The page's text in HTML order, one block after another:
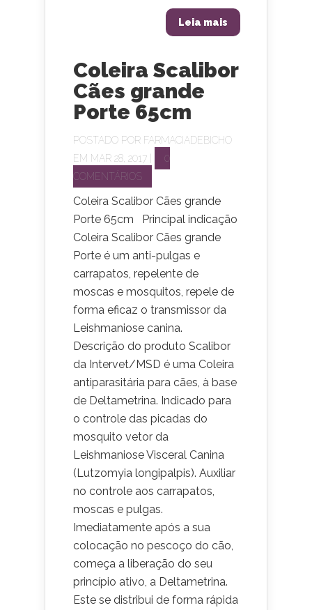
Leia mais
Coleira Scalibor
Cães grande
Porte 65cm
POSTADO POR FARMACIADEBICHO
EM MAR 28, 2017 |
0
COMENTÁRIOS
Coleira Scalibor Cães grande
Porte 65cm Principal indicação
Coleira Scalibor Cães grande
Porte é um anti-pulgas e
carrapatos, repelente de
moscas e mosquitos, repele de
forma eficaz o transmissor da
Leishmaniose canina.
Descrição do produto Scalibor
da Intervet/MSD é uma Coleira
antiparasitária para cães, à base
de Deltametrina. Indicado para
o controle das picadas do
mosquito vetor da
Leishmaniose Visceral Canina
(Lutzomyia longipalpis). Auxiliar
no controle aos carrapatos,
moscas e pulgas.
Imediatamente após a sua
colocação no pescoço do cão,
começa a liberação do seu
princípio ativo, a Deltametrina.
Este se distribui de forma rápida